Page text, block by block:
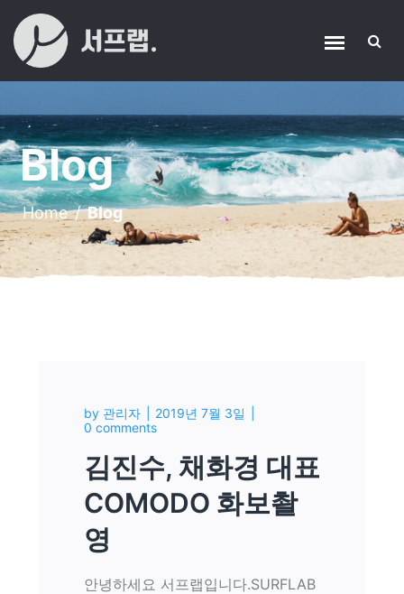
Blog
Home/Blog
by 관리자
2019년 7월 3일
0 comments
김진수, 채화경 대표
COMODO 화보촬
영
안녕하세요 서프랩입니다.SURFLAB